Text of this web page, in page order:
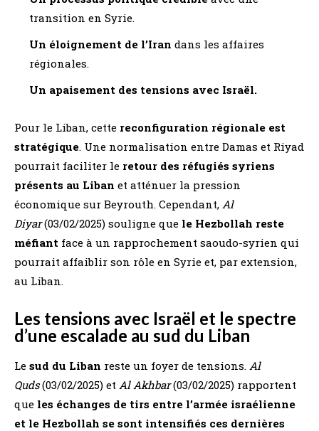
transition en Syrie.
Un éloignement de l’Iran dans les affaires
régionales.
Un apaisement des tensions avec Israël.
Pour le Liban, cette reconfiguration régionale est
stratégique. Une normalisation entre Damas et Riyad
pourrait faciliter le retour des réfugiés syriens
présents au Liban et atténuer la pression
économique sur Beyrouth. Cependant, Al
Diyar(03/02/2025) souligne que le Hezbollah reste
méfiant face à un rapprochement saoudo-syrien qui
pourrait affaiblir son rôle en Syrie et, par extension,
au Liban.
Les tensions avec Israël et le spectre
d’une escalade au sud du Liban
Le sud du Liban reste un foyer de tensions. Al
Quds(03/02/2025) et Al Akhbar(03/02/2025) rapportent
que les échanges de tirs entre l’armée israélienne
et le Hezbollah se sont intensifiés ces dernières